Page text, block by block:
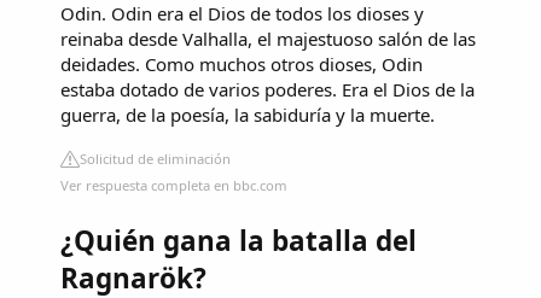
Odin. Odin era el Dios de todos los dioses y
reinaba desde Valhalla, el majestuoso salón de las
deidades. Como muchos otros dioses, Odin
estaba dotado de varios poderes. Era el Dios de la
guerra, de la poesía, la sabiduría y la muerte.
Solicitud de eliminación
Ver respuesta completa en bbc.com
¿Quién gana la batalla del
Ragnarök?